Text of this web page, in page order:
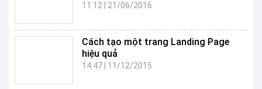
11:12| 21/06/2016
Cách tạo một trang Landing Page
hiệu quả
14:47| 11/12/2015